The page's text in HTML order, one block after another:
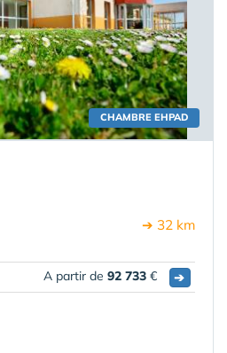
CHAMBRE EHPAD
➔ 32 km
A partir de 92 733 € ➔